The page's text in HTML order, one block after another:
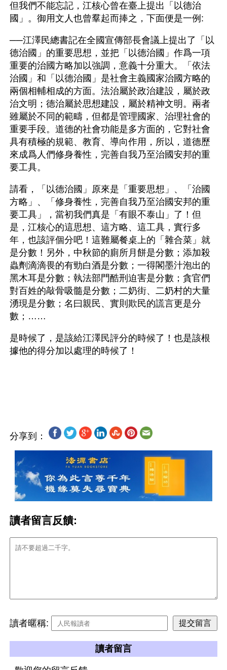
但我們不能忘記，江核心曾在臺上提出「以德治
國」。御用文人也曾羣起而捧之，下面便是一例:
──江澤民總書記在全國宣傳部長會議上提出了「以
德治國」的重要思想，並把「以德治國」作爲一項
重要的治國方略加以強調，意義十分重大。「依法
治國」和「以德治國」是社會主義國家治國方略的
兩個相輔相成的方面。法治屬於政治建設，屬於政
治文明；德治屬於思想建設，屬於精神文明。兩者
雖屬於不同的範疇，但都是管理國家、治理社會的
重要手段。道德的社會功能是多方面的，它對社會
具有積極的規範、教育、導向作用，所以，道德歷
來成爲人們修身養性，完善自我乃至治國安邦的重
要工具。
請看，「以德治國」原來是「重要思想」、「治國
方略」、「修身養性，完善自我乃至治國安邦的重
要工具」，當初我們真是「有眼不泰山」了！但
是，江核心的這思想、這方略、這工具，實行多
年，也該評個分吧！這難屬餐桌上的「雜合菜」就
是分數！另外，中秋節的廁所月餅是分數；添加殺
蟲劑滴滴畏的有勁白酒是分數；一得閣墨汁泡出的
黑木耳是分數；執法部門酷刑迫害是分數；貪官們
對百姓的敲骨吸髓是分數；二奶街、二奶村的大量
湧現是分數；名曰親民、實則欺民的謊言更是分
數；……
是時候了，是該給江澤民評分的時候了！也是該根
據他的得分加以處理的時候了！
分享到：
讀者留言反饋:
讀者暱稱:
讀者留言